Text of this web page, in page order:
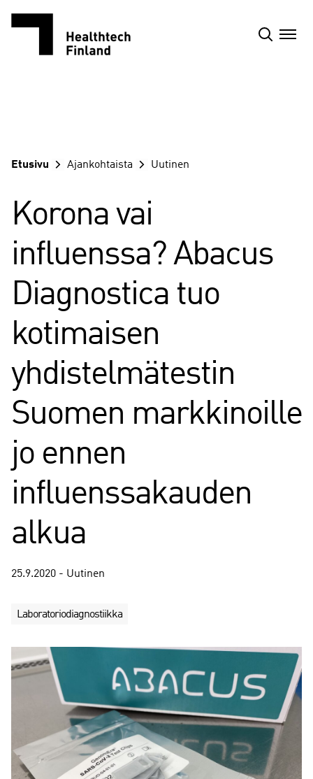
Etusivu Ajankohtaista Uutinen
Korona vai
influenssa? Abacus
Diagnostica tuo
kotimaisen
yhdistelmätestin
Suomen markkinoille
jo ennen
influenssakauden
alkua
25.9.2020 - Uutinen
Laboratoriodiagnostiikka